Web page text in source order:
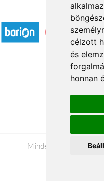
célzott
és
honnan
Minden jog